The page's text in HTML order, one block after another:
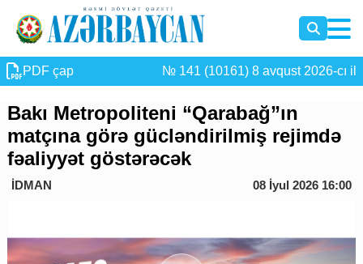
PDF çap № 141 (10161) 8 avqust 2026-cı il
Bakı Metropoliteni “Qarabağ”ın
matçına görə gücləndirilmiş rejimdə
fəaliyyət göstərəcək
İDMAN 08 İyul 2026 16:00